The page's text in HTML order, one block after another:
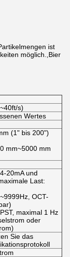
ist
möglich.,Bier
s)
Wertes
(1" bis 200")
mm~5000 mm
20mA und
Last:
OCT-
maximal 1 Hz
oder
Sie das